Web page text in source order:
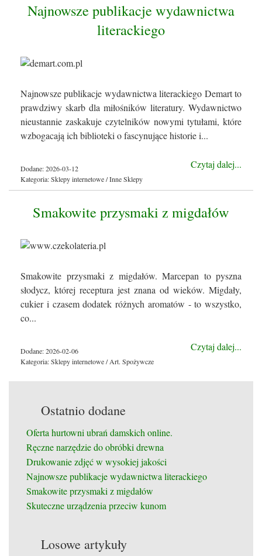
Najnowsze publikacje wydawnictwa
literackiego
Najnowsze publikacje wydawnictwa literackiego Demart to
prawdziwy skarb dla miłośników literatury. Wydawnictwo
nieustannie zaskakuje czytelników nowymi tytułami, które
wzbogacają ich biblioteki o fascynujące historie i...
Czytaj dalej...
Dodane: 2026-03-12
Kategoria: Sklepy internetowe / Inne Sklepy
Smakowite przysmaki z migdałów
Smakowite przysmaki z migdałów. Marcepan to pyszna
słodycz, której receptura jest znana od wieków. Migdały,
cukier i czasem dodatek różnych aromatów - to wszystko,
co...
Czytaj dalej...
Dodane: 2026-02-06
Kategoria: Sklepy internetowe / Art. Spożywcze
Ostatnio dodane
Oferta hurtowni ubrań damskich online.
Ręczne narzędzie do obróbki drewna
Drukowanie zdjęć w wysokiej jakości
Najnowsze publikacje wydawnictwa literackiego
Smakowite przysmaki z migdałów
Skuteczne urządzenia przeciw kunom
Losowe artykuły